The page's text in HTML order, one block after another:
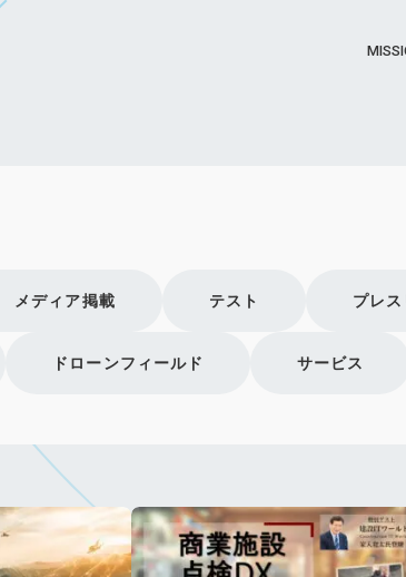
メディア掲載 テスト プレ
ドローンフィールド サービス